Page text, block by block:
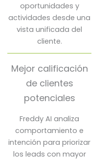
oportunidades y
actividades desde una
vista unificada del
cliente.
Mejor calificación
de clientes
potenciales
Freddy AI analiza
comportamiento e
intención para priorizar
los leads con mayor